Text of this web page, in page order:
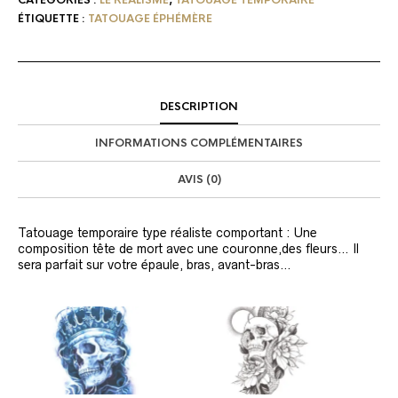
ÉTIQUETTE : TATOUAGE ÉPHÉMÈRE
DESCRIPTION
INFORMATIONS COMPLÉMENTAIRES
AVIS (0)
Tatouage temporaire type réaliste comportant : Une
composition tête de mort avec une couronne,des fleurs… Il
sera parfait sur votre épaule, bras, avant-bras…